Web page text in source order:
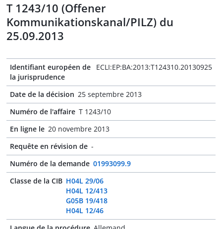
T 1243/10 (Offener
Kommunikationskanal/PILZ) du
25.09.2013
Identifiant européen de
la jurisprudence
ECLI:EP:BA:2013:T124310.20130925
Date de la décision 25 septembre 2013
Numéro de l'affaire T 1243/10
En ligne le 20 novembre 2013
Requête en révision de -
Numéro de la demande 01993099.9
Classe de la CIB H04L 29/06
H04L 12/413
G05B 19/418
H04L 12/46